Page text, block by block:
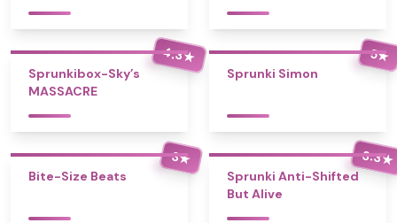
4.3★
Sprunkibox-Sky’s
MASSACRE
5★
Sprunki Simon
3★
Bite-Size Beats
3.3★
Sprunki Anti-Shifted
But Alive